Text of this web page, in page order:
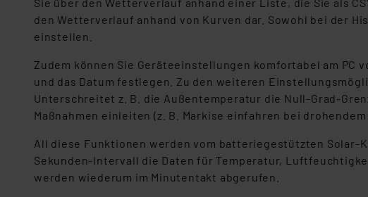
den Wetterverlauf anhand von Kurven dar. Sowohl bei der
einstellen.
Zudem können Sie Geräteeinstellungen komfortabel am PC
und das Datum festlegen. Zu den weiteren
Unterschreitet z. B. die Außentemperatur die Null-Grad-
Maßnahmen einleiten (z. B. Markise einfahren bei drohendem
All diese Funktionen werden vom batteriegestützten
Sekunden-Intervall die Daten für Temperatur,
werden wiederum im Minutentakt abgerufen.